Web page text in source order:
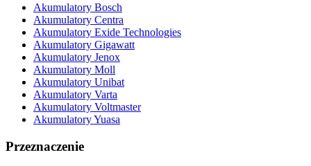
Akumulatory Bosch
Akumulatory Centra
Akumulatory Exide Technologies
Akumulatory Gigawatt
Akumulatory Jenox
Akumulatory Moll
Akumulatory Unibat
Akumulatory Varta
Akumulatory Voltmaster
Akumulatory Yuasa
Przeznaczenie